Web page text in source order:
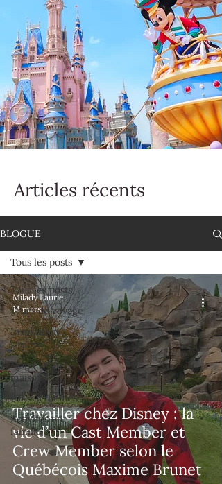
Articles récents
BLOGUE
Tous les posts
Trucs de voyage
Inspiration
Disney
Magie à la
maison
Parcs à thèmes
Activités en
famille
Tous les posts
Travailler chez Disney : la
vie d’un Cast Member et
Crew Member selon le
Québécois Maxime Brunet
Milady Laurie
14 mars